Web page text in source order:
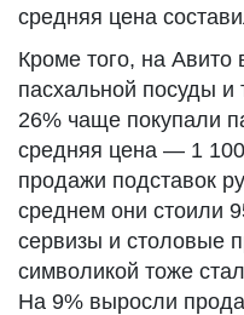
средняя цена
Кроме того, на
пасхальной посуды
26% чаще покупали
средняя цена — 1
продажи подставок
среднем они стоили
сервизы и столовые
символикой тоже
На 9% выросли